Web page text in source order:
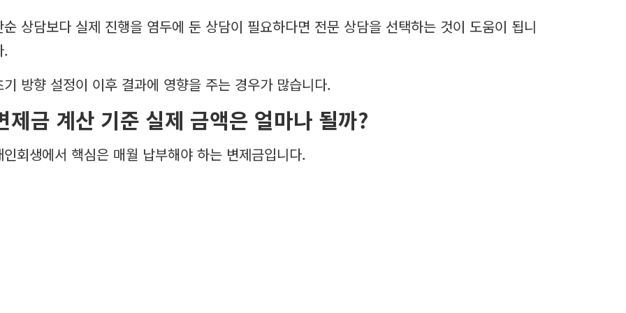
순 상담보다 실제 진행을 염두에 둔 상담이 필요하다면 전문 상담을 선택하는 것이 도움이 됩니
.
기 방향 설정이 이후 결과에 영향을 주는 경우가 많습니다.
제금 계산 기준 실제 금액은 얼마나 될까?
인회생에서 핵심은 매월 납부해야 하는 변제금입니다.